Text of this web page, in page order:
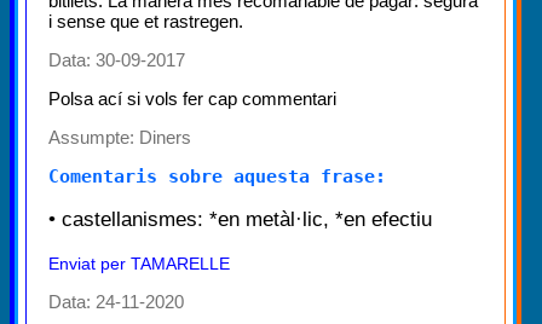
i sense que et rastregen.
Data: 30-09-2017
Polsa ací si vols fer cap commentari
Assumpte: Diners
Comentaris sobre aquesta frase:
• castellanismes: *en metàl·lic, *en efectiu
Enviat per TAMARELLE
Data: 24-11-2020